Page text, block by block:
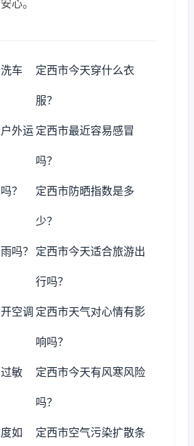
心。
车 定西市今天穿什么衣
服？
外运 定西市最近容易感冒
吗？
？ 定西市防晒指数是多
少？
吗？ 定西市今天适合旅游出
行吗？
空调 定西市天气对心情有影
响吗？
敏 定西市今天有风寒风险
吗？
如 定西市空气污染扩散条